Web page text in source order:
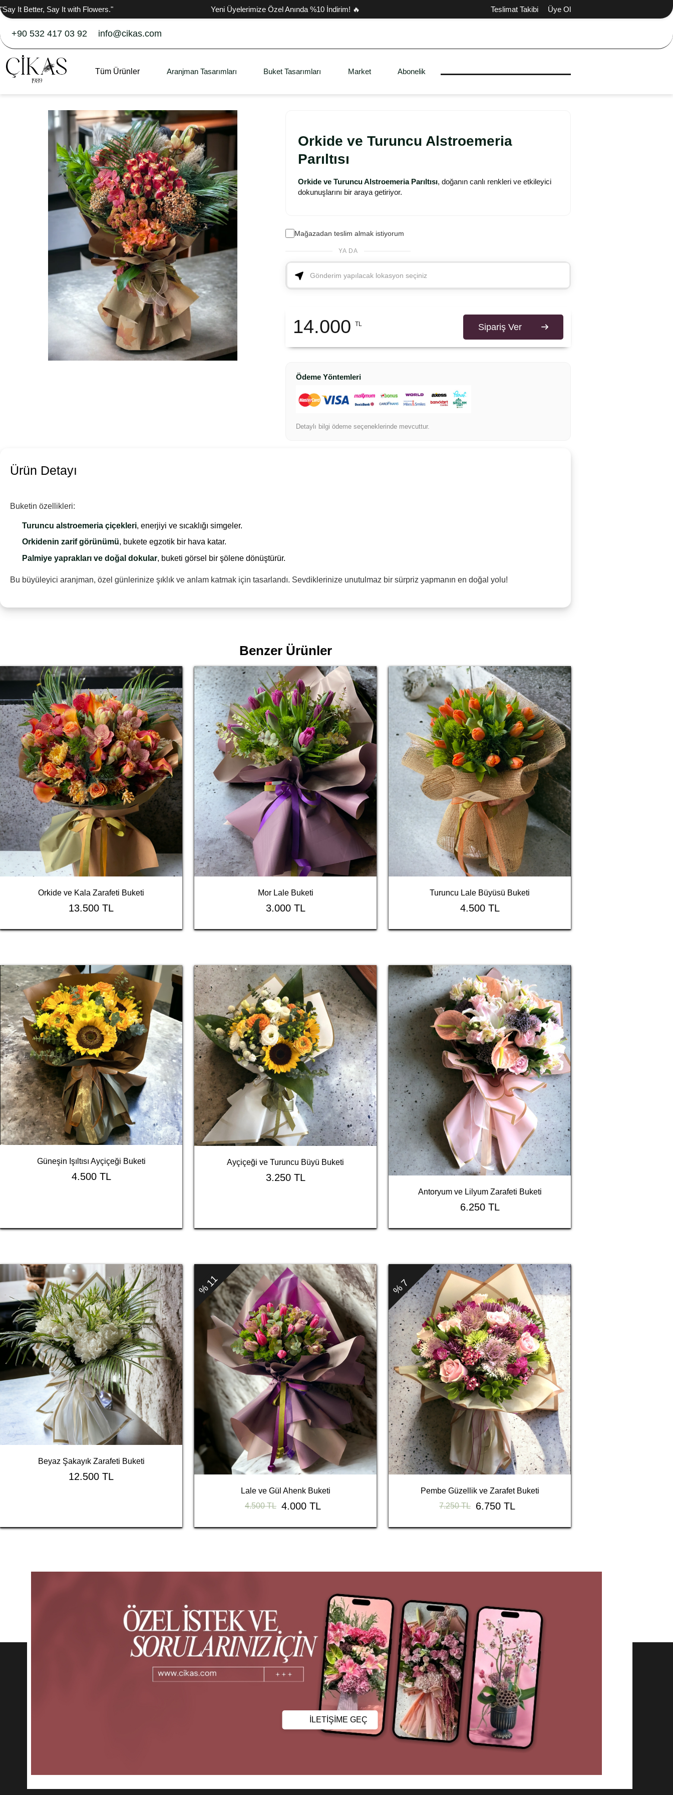
"Say It Better, Say It with Flowers." Yeni Üyelerimize Özel Anında %10 İndirim! 🔥 Teslimat Takibi Üye Ol
+90 532 417 03 92 info@cikas.com
Tüm Ürünler Aranjman Tasarımları Buket Tasarımları Market Abonelik
Orkide ve Turuncu Alstroemeria
Parıltısı
Orkide ve Turuncu Alstroemeria Parıltısı, doğanın canlı renkleri ve etkileyici
dokunuşlarını bir araya getiriyor.
Mağazadan teslim almak istiyorum
YA DA
14.000 TL Sipariş Ver
Ödeme Yöntemleri
Detaylı bilgi ödeme seçeneklerinde mevcuttur.
Ürün Detayı
Buketin özellikleri:
Turuncu alstroemeria çiçekleri, enerjiyi ve sıcaklığı simgeler.
Orkidenin zarif görünümü, bukete egzotik bir hava katar.
Palmiye yaprakları ve doğal dokular, buketi görsel bir şölene dönüştürür.
Bu büyüleyici aranjman, özel günlerinize şıklık ve anlam katmak için tasarlandı. Sevdiklerinize unutulmaz bir sürpriz yapmanın en doğal yolu!
Benzer Ürünler
Orkide ve Kala Zarafeti Buketi
13.500 TL
Mor Lale Buketi
3.000 TL
Turuncu Lale Büyüsü Buketi
4.500 TL
Güneşin Işıltısı Ayçiçeği Buketi
4.500 TL
Ayçiçeği ve Turuncu Büyü Buketi
3.250 TL
Antoryum ve Lilyum Zarafeti Buketi
6.250 TL
Beyaz Şakayık Zarafeti Buketi
12.500 TL
% 11
Lale ve Gül Ahenk Buketi
4.500 TL 4.000 TL
% 7
Pembe Güzellik ve Zarafet Buketi
7.250 TL
6.750 TL
İLETİŞİME GEÇ